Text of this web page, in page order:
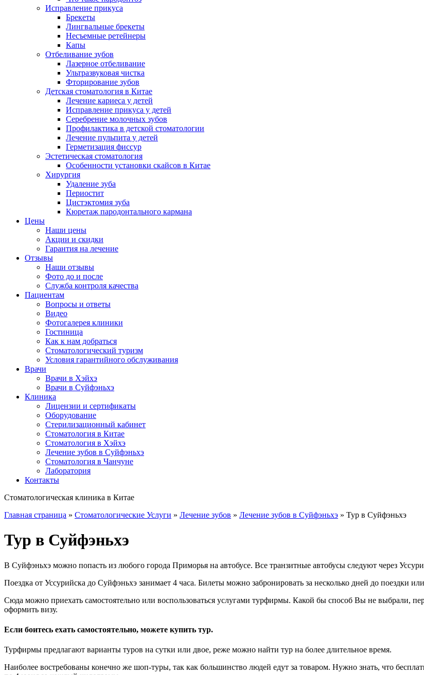
Исправление прикуса
Брекеты
Лингвальные брекеты
Несъемные ретейнеры
Капы
Отбеливание зубов
Лазерное отбеливание
Ультразвуковая чистка
Фторирование зубов
Детская стоматология в Китае
Лечение кариеса у детей
Исправление прикуса у детей
Серебрение молочных зубов
Профилактика в детской стоматологии
Лечение пульпита у детей
Герметизация фиссур
Эстетическая стоматология
Особенности установки скайсов в Китае
Хирургия
Удаление зуба
Периостит
Цистэктомия зуба
Кюретаж пародонтального кармана
Цены
Наши цены
Акции и скидки
Гарантия на лечение
Отзывы
Наши отзывы
Фото до и после
Служба контроля качества
Пациентам
Вопросы и ответы
Видео
Фотогалерея клиники
Гостиница
Как к нам добраться
Стоматологический туризм
Условия гарантийного обслуживания
Врачи
Врачи в Хэйхэ
Врачи в Суйфэньхэ
Клиника
Лицензии и сертификаты
Оборудование
Стерилизационный кабинет
Стоматология в Китае
Стоматология в Хэйхэ
Лечение зубов в Суйфэньхэ
Стоматология в Чанчуне
Лаборатория
Контакты
Стоматологическая клиника в Китае
Главная страница » Стоматологические Услуги » Лечение зубов » Лечение зубов в Суйфэньхэ » Тур в Суйфэньхэ
Тур в Суйфэньхэ
В Суйфэньхэ можно попасть из любого города Приморья на автобусе. Все транзитные автобусы следуют через
Поездка от Уссурийска до Суйфэньхэ занимает 4 часа. Билеты можно забронировать за несколько дней до поездки
Сюда можно приехать самостоятельно или воспользоваться услугами турфирмы. Какой бы способ Вы не выбрали,
оформить визу.
Если боитесь ехать самостоятельно, можете купить тур.
Турфирмы предлагают варианты туров на сутки или двое, реже можно найти тур на более длительное время.
Наиболее востребованы конечно же шоп-туры, так как большинство людей едут за товаром. Нужно знать, что